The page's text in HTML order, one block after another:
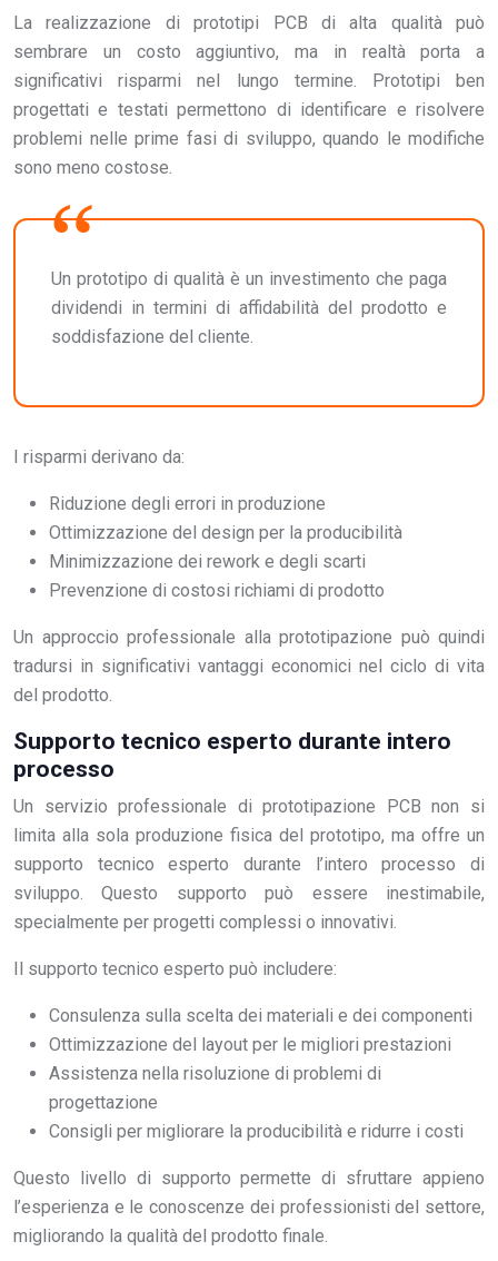
La realizzazione di prototipi PCB di alta qualità può
sembrare un costo aggiuntivo, ma in realtà porta a
significativi risparmi nel lungo termine. Prototipi ben
progettati e testati permettono di identificare e risolvere
problemi nelle prime fasi di sviluppo, quando le modifiche
sono meno costose.
Un prototipo di qualità è un investimento che paga
dividendi in termini di affidabilità del prodotto e
soddisfazione del cliente.
I risparmi derivano da:
Riduzione degli errori in produzione
Ottimizzazione del design per la producibilità
Minimizzazione dei rework e degli scarti
Prevenzione di costosi richiami di prodotto
Un approccio professionale alla prototipazione può quindi
tradursi in significativi vantaggi economici nel ciclo di vita
del prodotto.
Supporto tecnico esperto durante intero
processo
Un servizio professionale di prototipazione PCB non si
limita alla sola produzione fisica del prototipo, ma offre un
supporto tecnico esperto durante l’intero processo di
sviluppo. Questo supporto può essere inestimabile,
specialmente per progetti complessi o innovativi.
Il supporto tecnico esperto può includere:
Consulenza sulla scelta dei materiali e dei componenti
Ottimizzazione del layout per le migliori prestazioni
Assistenza nella risoluzione di problemi di
progettazione
Consigli per migliorare la producibilità e ridurre i costi
Questo livello di supporto permette di sfruttare appieno
l’esperienza e le conoscenze dei professionisti del settore,
migliorando la qualità del prodotto finale.